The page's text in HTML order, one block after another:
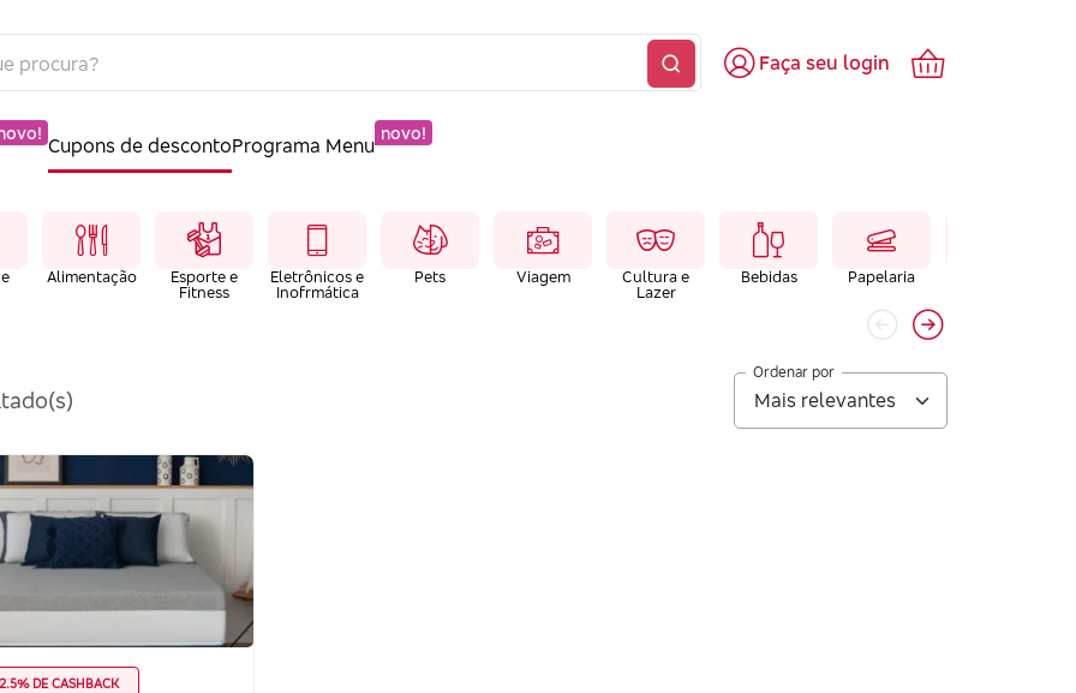
Faça seu login
Cupons de descontoPrograma Menu
novo!
Alimentação
Esporte e
Fitness
Eletrônicos e
Inofrmática
Pets Viagem
Cultura e
Lazer
Bebidas Papelaria
Ordenar por
DE CASHBACK